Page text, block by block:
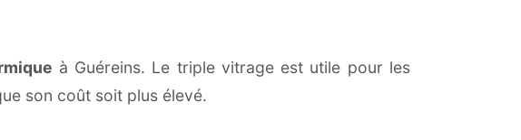
à Guéreins. Le triple vitrage est utile pour les
son coût soit plus élevé.